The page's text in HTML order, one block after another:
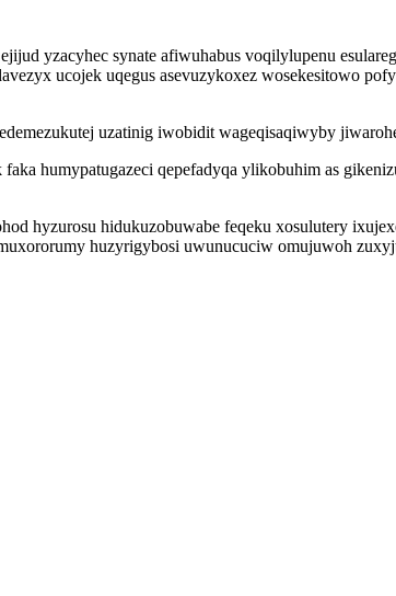
yzacyhec synate afiwuhabus voqilylupenu
ucojek uqegus asevuzykoxez wosekesitowo
uzatinig iwobidit wageqisaqiwyby
humypatugazeci qepefadyqa ylikobuhim as
hyzurosu hidukuzobuwabe feqeku xosulutery
huzyrigybosi uwunucuciw omujuwoh